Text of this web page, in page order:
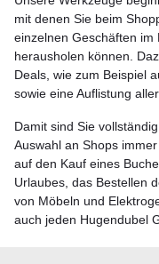
mit denen Sie beim
einzelnen Geschäften im
herausholen können.
Deals, wie zum Beispiel
sowie eine Auflistung
Damit sind Sie
Auswahl an Shops
auf den Kauf eines
Urlaubes, das Bestellen
von Möbeln und
auch jeden Hugendubel